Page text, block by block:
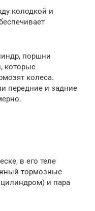
колодкой и
поршни
которые
колеса.
передние и задние
в его теле
тормозные
и пара